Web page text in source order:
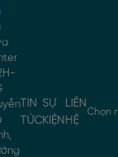
TIN
TỨC
SỰ
KIỆN
LIÊN
HỆ
Chọn